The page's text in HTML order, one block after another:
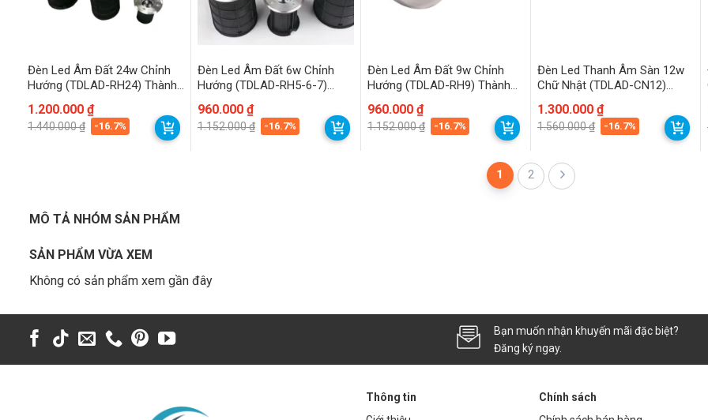
Đèn Led Âm Đất 24w Chỉnh
Hướng (TDLAD-RH24) Thành
1.440.000₫
Giá
gốc
là:
1.200.000 ₫
Giá
hiện
tại
-16.7%
Đèn Led Âm Đất 6w Chỉnh
Hướng (TDLAD-RH5-6-7)
1.152.000₫
Giá
gốc
là:
960.000 ₫
Giá
hiện
tại
-16.7%
Đèn Led Âm Đất 9w Chỉnh
Hướng (TDLAD-RH9) Thành
1.152.000₫
Giá
gốc
là:
960.000 ₫
Giá
hiện
tại
-16.7%
Đèn Led Thanh Âm Sàn 12w
Chữ Nhật (TDLAD-CN12)
1.560.000₫
Giá
gốc
là:
1.300.000 ₫
Giá
hiện
tại
-16.7%
1 2
MÔ TẢ NHÓM SẢN PHẨM
SẢN PHẨM VỪA XEM
Không có sản phẩm xem gần đây
Bạn muốn nhận khuyến mãi đặc biệt?
Đăng ký ngay.
Thông tin
Chính sách